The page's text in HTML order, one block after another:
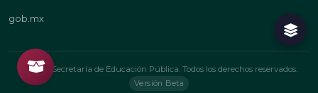
gob.mx
© 2026 Secretaría de Educación Pública. Todos los derechos reservados.
Versión Beta